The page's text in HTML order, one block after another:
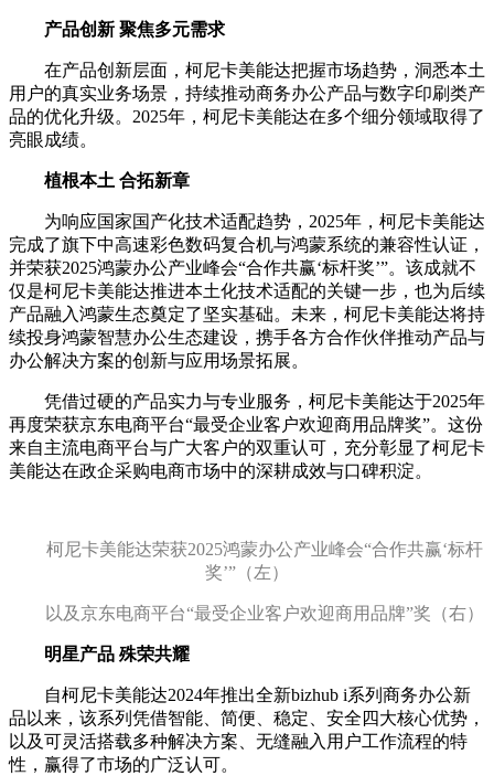
产品创新 聚焦多元需求
在产品创新层面，柯尼卡美能达把握市场趋势，洞悉本土
用户的真实业务场景，持续推动商务办公产品与数字印刷类产
品的优化升级。2025年，柯尼卡美能达在多个细分领域取得了
亮眼成绩。
植根本土 合拓新章
为响应国家国产化技术适配趋势，2025年，柯尼卡美能达
完成了旗下中高速彩色数码复合机与鸿蒙系统的兼容性认证，
并荣获2025鸿蒙办公产业峰会“合作共赢‘标杆奖’”。该成就不
仅是柯尼卡美能达推进本土化技术适配的关键一步，也为后续
产品融入鸿蒙生态奠定了坚实基础。未来，柯尼卡美能达将持
续投身鸿蒙智慧办公生态建设，携手各方合作伙伴推动产品与
办公解决方案的创新与应用场景拓展。
凭借过硬的产品实力与专业服务，柯尼卡美能达于2025年
再度荣获京东电商平台“最受企业客户欢迎商用品牌奖”。这份
来自主流电商平台与广大客户的双重认可，充分彰显了柯尼卡
美能达在政企采购电商市场中的深耕成效与口碑积淀。
柯尼卡美能达荣获2025鸿蒙办公产业峰会“合作共赢‘标杆
奖’”（左）
以及京东电商平台“最受企业客户欢迎商用品牌”奖（右）
明星产品 殊荣共耀
自柯尼卡美能达2024年推出全新bizhub i系列商务办公新
品以来，该系列凭借智能、简便、稳定、安全四大核心优势，
以及可灵活搭载多种解决方案、无缝融入用户工作流程的特
性，赢得了市场的广泛认可。